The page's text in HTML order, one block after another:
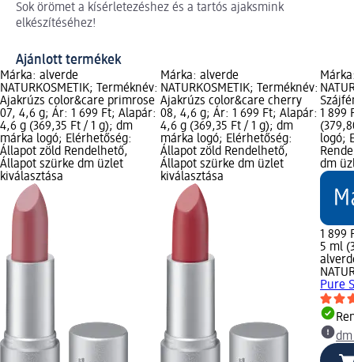
Sok örömet a kísérletezéshez és a tartós ajaksmink
elkészítéséhez!
Ajánlott termékek
Márka: alverde
NATURKOSMETIK; Terméknév:
Ajakrúzs color&care primrose
07, 4,6 g; Ár: 1 699 Ft; Alapár:
4,6 g (369,35 Ft / 1 g); dm
márka logó; Elérhetőség:
Állapot zöld Rendelhető,
Állapot szürke dm üzlet
kiválasztása
Márka: alverde
NATURKOSMETIK; Terméknév:
Ajakrúzs color&care cherry
08, 4,6 g; Ár: 1 699 Ft; Alapár:
4,6 g (369,35 Ft / 1 g); dm
márka logó; Elérhetőség:
Állapot zöld Rendelhető,
Állapot szürke dm üzlet
kiválasztása
1 899
logó;
dm
1 899
5 ml
Pure